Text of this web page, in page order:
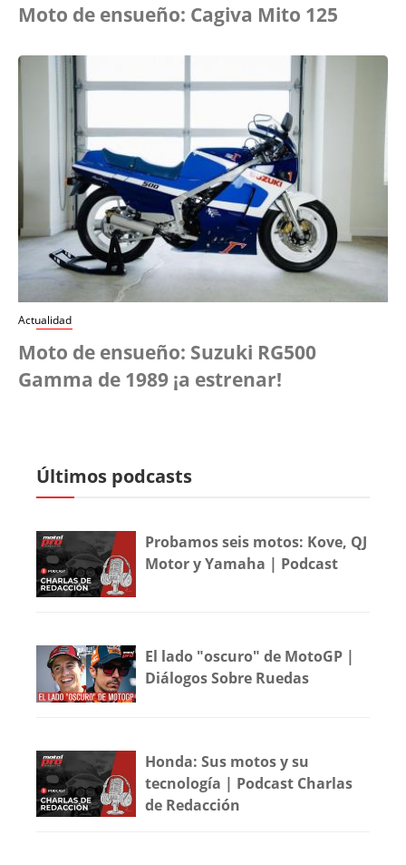
Moto de ensueño: Cagiva Mito 125
Actualidad
Moto de ensueño: Suzuki RG500
Gamma de 1989 ¡a estrenar!
Últimos podcasts
Probamos seis motos: Kove, QJ
Motor y Yamaha | Podcast
El lado "oscuro" de MotoGP |
Diálogos Sobre Ruedas
Honda: Sus motos y su
tecnología | Podcast Charlas
de Redacción